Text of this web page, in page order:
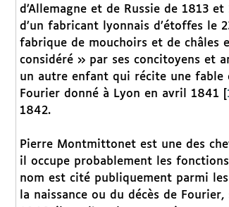
d’Allemagne et de Russie de 1813
d’un fabricant lyonnais d’étoffes le
fabrique de mouchoirs et de châles
considéré » par ses concitoyens et
un autre enfant qui récite une fable
Fourier donné à Lyon en avril 1841
1842.
Pierre Montmittonet est une des
il occupe probablement les
nom est cité publiquement parmi
la naissance ou du décès de